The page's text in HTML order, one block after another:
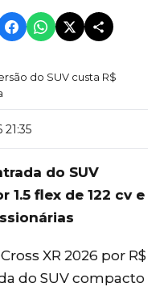
do SUV custa R$
do SUV
flex de 122 cv e
XR 2026 por R$
do SUV compacto